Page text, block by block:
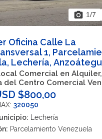
photo_camera 1/7
Oficina Calle La
1,
Lechería,
Comercial en
del Centro Comercial
$800,00
320050
Lechería
Parcelamiento Venezuela